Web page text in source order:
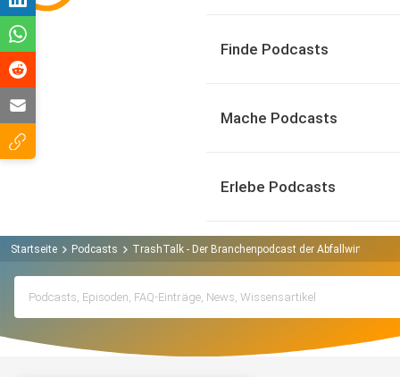
Finde Podcasts
Mache Podcasts
Erlebe Podcasts
Startseite Podcasts TrashTalk - Der Branchenpodcast der Abfallwirtschaft